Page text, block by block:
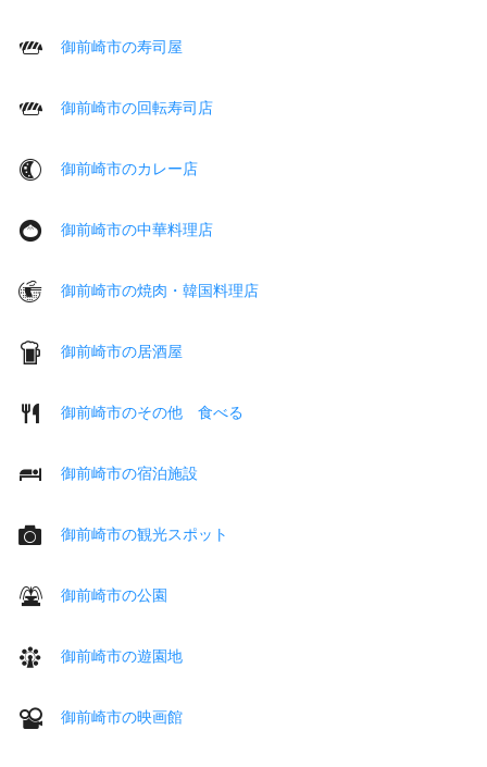
御前崎市の寿司屋
御前崎市の回転寿司店
御前崎市のカレー店
御前崎市の中華料理店
御前崎市の焼肉・韓国料理店
御前崎市の居酒屋
御前崎市のその他 食べる
御前崎市の宿泊施設
御前崎市の観光スポット
御前崎市の公園
御前崎市の遊園地
御前崎市の映画館